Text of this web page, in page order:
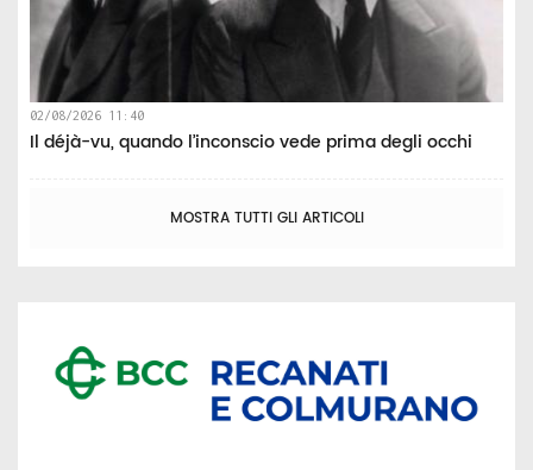
02/08/2026 11:40
Il déjà-vu, quando l’inconscio vede prima degli occhi
MOSTRA TUTTI GLI ARTICOLI